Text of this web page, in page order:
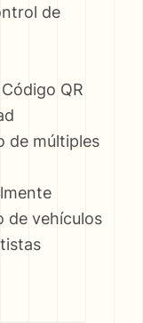
de
QR
de múltiples
de vehículos